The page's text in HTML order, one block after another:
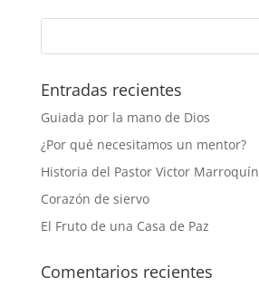
Entradas recientes
Guiada por la mano de Dios
¿Por qué necesitamos un mentor?
Historia del Pastor Victor Marroquín
Corazón de siervo
El Fruto de una Casa de Paz
Comentarios recientes